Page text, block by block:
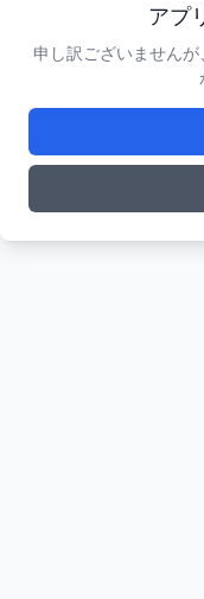
アプ
申し訳ございません